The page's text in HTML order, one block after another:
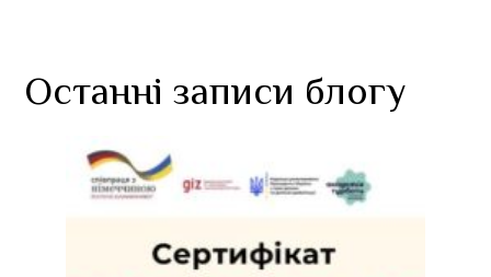
Останні записи блогу